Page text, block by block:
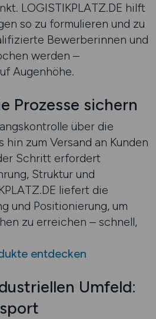
LOGISTIKPLATZ.DE hilft
so zu formulieren und zu
Bewerberinnen und
werden –
Augenhöhe.
Prozesse sichern
über die
hin zum Versand an Kunden
Schritt erfordert
Struktur und
liefert die
und Positionierung, um
zu erreichen – schnell,
entdecken
Umfeld: